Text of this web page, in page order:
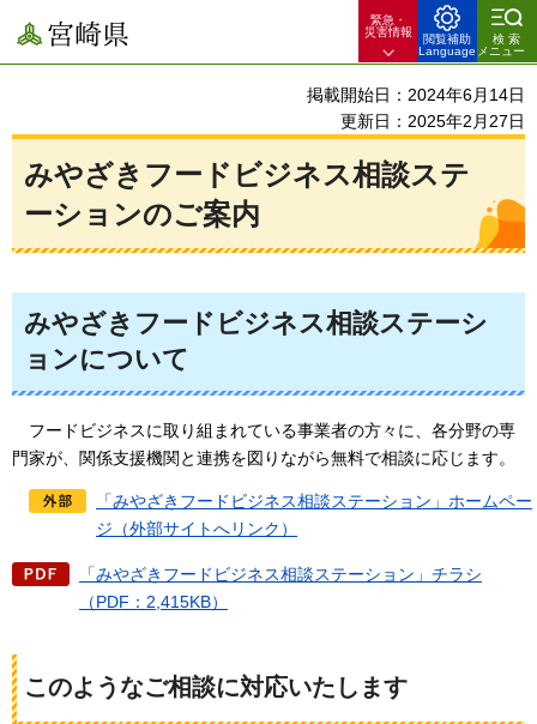
宮崎県
緊急・
災害情報
閲覧補助
Language
検索
メニュー
掲載開始日：2024年6月14日
更新日：2025年2月27日
みやざきフードビジネス相談ステ
ーションのご案内
みやざきフードビジネス相談ステーシ
ョンについて
フードビジネスに取り組まれている事業者の方々に、各分野の専
門家が、関係支援機関と連携を図りながら無料で相談に応じます。
「みやざきフードビジネス相談ステーション」ホームペー
ジ（外部サイトへリンク）
「みやざきフードビジネス相談ステーション」チラシ
（PDF：2,415KB）
このようなご相談に対応いたします